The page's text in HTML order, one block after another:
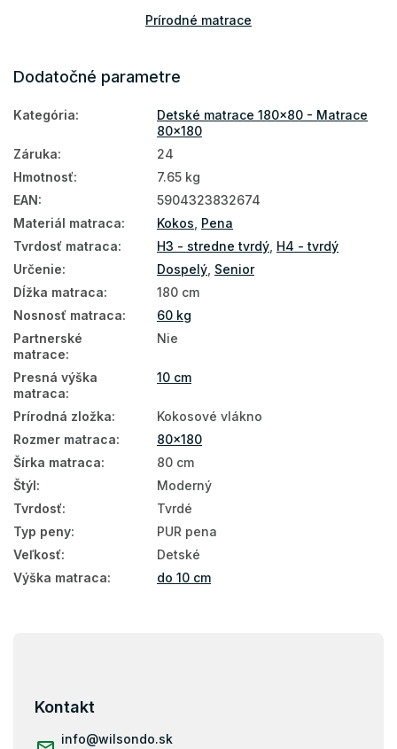
Prírodné matrace
Matrace na zem
Najpredávanejšie matrace
Obojstranné matrace
Matrace podľa tvrdosti
Detské matrace podľa materiálu
Detské kokosové matrace
Detské nezónované matrace
Matrace tvrdosť H3
Matrace tvrdosť H4
80x180
Dodatočné parametre
Kategória:
Detské matrace 180x80 - Matrace
80x180
Záruka:
24
Hmotnosť:
7.65 kg
EAN:
5904323832674
Materiál matraca: Kokos Pena
Tvrdosť matraca: H3 - stredne tvrdý H4 - tvrdý
Určenie: Dospelý Senior
Dĺžka matraca:
180 cm
Nosnosť matraca:
60 kg
Partnerské
matrace:
Nie
Presná výška
matraca:
10 cm
Prírodná zložka:
Kokosové vlákno
Rozmer matraca:
80x180
Šírka matraca:
80 cm
Štýl:
Moderný
Tvrdosť:
Tvrdé
Typ peny:
PUR pena
Veľkosť:
Detské
Výška matraca: do 10 cm
Kontakt
info@wilsondo.sk